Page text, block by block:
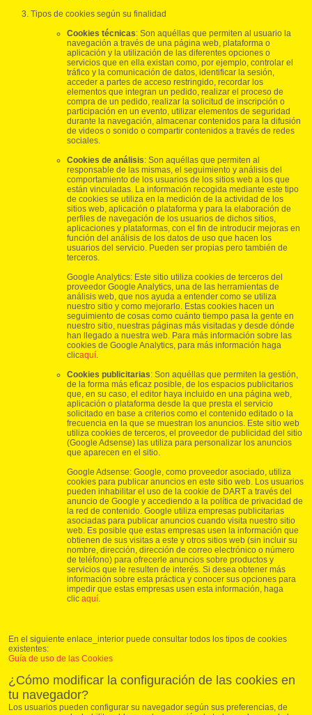
Tipos de cookies según su finalidad
Cookies técnicas: Son aquéllas que permiten al usuario la
navegación a través de una página web, plataforma o
aplicación y la utilización de las diferentes opciones o
servicios que en ella existan como, por ejemplo, controlar el
tráfico y la comunicación de datos, identificar la sesión,
acceder a partes de acceso restringido, recordar los
elementos que integran un pedido, realizar el proceso de
compra de un pedido, realizar la solicitud de inscripción o
participación en un evento, utilizar elementos de seguridad
durante la navegación, almacenar contenidos para la difusión
de videos o sonido o compartir contenidos a través de redes
sociales.
Cookies de análisis: Son aquéllas que permiten al
responsable de las mismas, el seguimiento y análisis del
comportamiento de los usuarios de los sitios web a los que
están vinculadas. La información recogida mediante este tipo
de cookies se utiliza en la medición de la actividad de los
sitios web, aplicación o plataforma y para la elaboración de
perfiles de navegación de los usuarios de dichos sitios,
aplicaciones y plataformas, con el fin de introducir mejoras en
función del análisis de los datos de uso que hacen los
usuarios del servicio. Pueden ser propias pero también de
terceros.
Google Analytics: Este sitio utiliza cookies de terceros del
proveedor Google Analytics, una de las herramientas de
análisis web, que nos ayuda a entender como se utiliza
nuestro sitio y como mejorarlo. Estas cookies hacen un
seguimiento de cosas como cuánto tiempo pasa la gente en
nuestro sitio, nuestras páginas más visitadas y desde dónde
han llegado a nuestra web. Para más información sobre las
cookies de Google Analytics, para más información haga
clicaquí
Cookies publicitarias: Son aquéllas que permiten la gestión,
de la forma más eficaz posible, de los espacios publicitarios
que, en su caso, el editor haya incluido en una página web,
aplicación o plataforma desde la que presta el servicio
solicitado en base a criterios como el contenido editado o la
frecuencia en la que se muestran los anuncios. Este sitio web
utiliza cookies de terceros, el proveedor de publicidad del sitio
(Google Adsense) las utiliza para personalizar los anuncios
que aparecen en el sitio.
Google Adsense: Google, como proveedor asociado, utiliza
cookies para publicar anuncios en este sitio web. Los usuarios
pueden inhabilitar el uso de la cookie de DART a través del
anuncio de Google y accediendo a la política de privacidad de
la red de contenido. Google utiliza empresas publicitarias
asociadas para publicar anuncios cuando visita nuestro sitio
web. Es posible que estas empresas usen la información que
obtienen de sus visitas a este y otros sitios web (sin incluir su
nombre, dirección, dirección de correo electrónico o número
de teléfono) para ofrecerle anuncios sobre productos y
servicios que le resulten de interés. Si desea obtener más
información sobre esta práctica y conocer sus opciones para
impedir que estas empresas usen esta información, haga
clic aquí
En el siguiente enlace_interior puede consultar todos los tipos de cookies
existentes:
Guía de uso de las Cookies
¿Cómo modificar la configuración de las cookies en
tu navegador?
Los usuarios pueden configurar su navegador según sus preferencias, de